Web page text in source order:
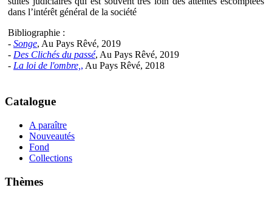
dans l’intérêt général de la société
Bibliographie :
- Songe, Au Pays Rêvé, 2019
- Des Clichés du passé, Au Pays Rêvé, 2019
- La loi de l'ombre, , Au Pays Rêvé, 2018
Catalogue
A paraître
Nouveautés
Fond
Collections
Thèmes